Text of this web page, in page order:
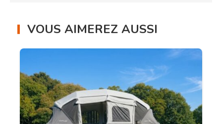
VOUS AIMEREZ AUSSI